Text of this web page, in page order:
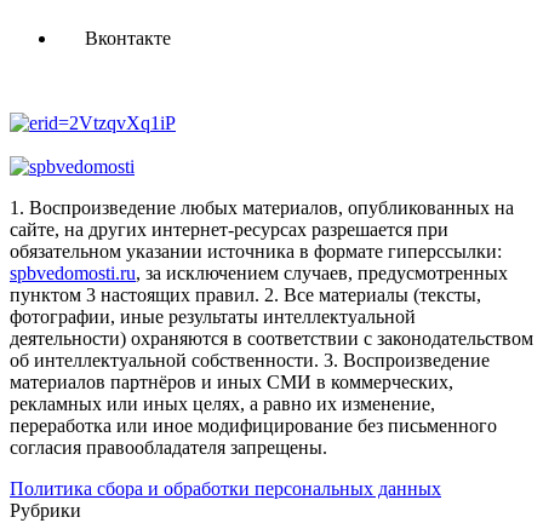
Вконтакте
1. Воспроизведение любых материалов, опубликованных на
сайте, на других интернет-ресурсах разрешается при
обязательном указании источника в формате гиперссылки:
spbvedomosti.ru, за исключением случаев, предусмотренных
пунктом 3 настоящих правил. 2. Все материалы (тексты,
фотографии, иные результаты интеллектуальной
деятельности) охраняются в соответствии с законодательством
об интеллектуальной собственности. 3. Воспроизведение
материалов партнёров и иных СМИ в коммерческих,
рекламных или иных целях, а равно их изменение,
переработка или иное модифицирование без письменного
согласия правообладателя запрещены.
Политика сбора и обработки персональных данных
Рубрики